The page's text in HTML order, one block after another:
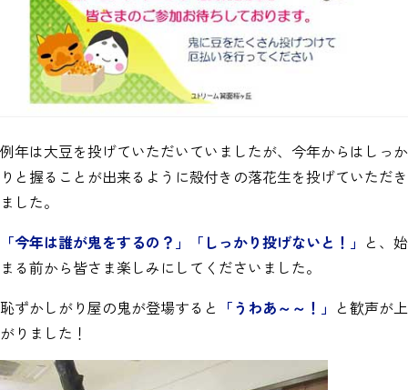
例年は大豆を投げていただいていましたが、今年からはしっか
りと握ることが出来るように殻付きの落花生を投げていただき
ました。
「今年は誰が鬼をするの？」「しっかり投げないと！」 と、始
まる前から皆さま楽しみにしてくださいました。
恥ずかしがり屋の鬼が登場すると 「うわあ～～！」 と歓声が上
がりました！